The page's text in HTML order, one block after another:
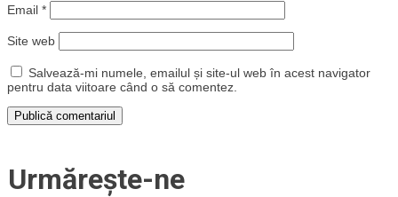
Email *
Site web
Salvează-mi numele, emailul și site-ul web în acest navigator
pentru data viitoare când o să comentez.
Urmărește-ne